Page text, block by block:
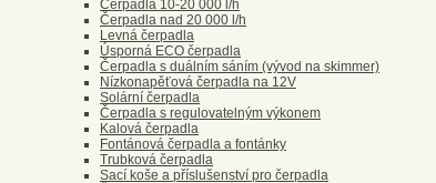
Čerpadla 10-20 000 l/h
Čerpadla nad 20 000 l/h
Levná čerpadla
Úsporná ECO čerpadla
Čerpadla s duálním sáním (vývod na skimmer)
Nízkonapěťová čerpadla na 12V
Solární čerpadla
Čerpadla s regulovatelným výkonem
Kalová čerpadla
Fontánová čerpadla a fontánky
Trubková čerpadla
Sací koše a příslušenství pro čerpadla